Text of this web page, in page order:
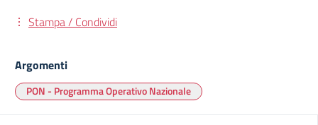
Stampa / Condividi
Argomenti
PON - Programma Operativo Nazionale